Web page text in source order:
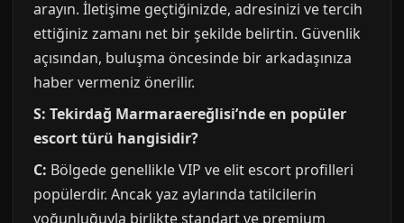
arayın. İletişime geçtiğinizde, adresinizi ve tercih
ettiğiniz zamanı net bir şekilde belirtin. Güvenlik
açısından, buluşma öncesinde bir arkadaşınıza
haber vermeniz önerilir.
S: Tekirdağ Marmaraereğlisi’nde en popüler
escort türü hangisidir?
C: Bölgede genellikle VIP ve elit escort profilleri
popülerdir. Ancak yaz aylarında tatilcilerin
yoğunluğuyla birlikte standart ve premium